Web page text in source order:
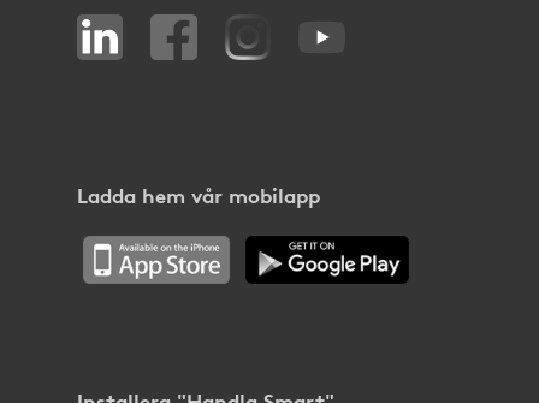
Ladda hem vår mobilapp